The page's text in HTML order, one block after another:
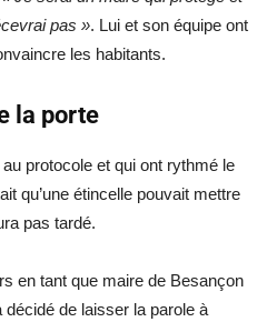
pas ». Lui et son équipe ont
les habitants.
la porte
protocole et qui ont rythmé le
qu’une étincelle pouvait mettre
pas tardé.
en tant que maire de Besançon
de laisser la parole à